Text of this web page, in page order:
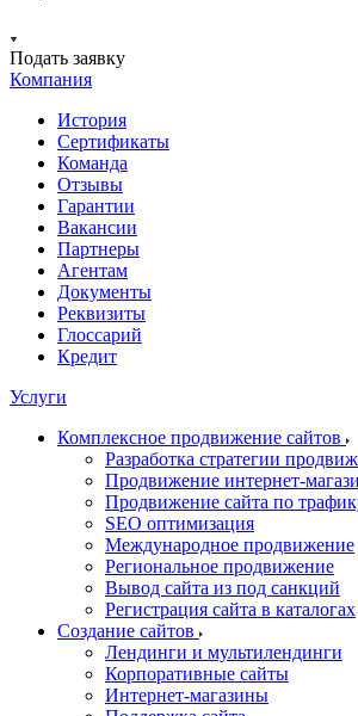
Подать заявку
Компания
История
Сертификаты
Команда
Отзывы
Гарантии
Вакансии
Партнеры
Агентам
Документы
Реквизиты
Глоссарий
Кредит
Услуги
Комплексное продвижение сайтов
Разработка стратегии
Продвижение интернет-
Продвижение сайта по
SEO оптимизация
Международное продвижение
Региональное продвижение
Вывод сайта из под санкций
Регистрация сайта в каталогах
Создание сайтов
Лендинги и мультилендинги
Корпоративные сайты
Интернет-магазины